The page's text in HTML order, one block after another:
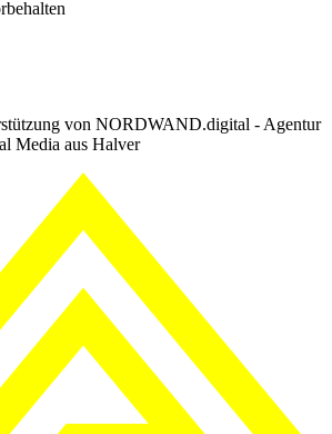
von NORDWAND.digital - Agentur
Media aus Halver